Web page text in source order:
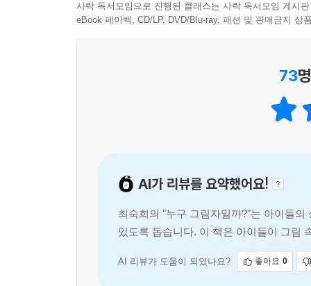
사락 독서모임으로 진행된 클래스는 사락 독서모임 게시
eBook 페이백, CD/LP, DVD/Blu-ray, 패션 및 판매금지 상
73
AI가 리뷰를 요약했어요!
최숙희의 "누구 그림자일까?"는 아이들
있도록 돕습니다. 이 책은 아이들이 그림
다. 독자는 그림을 통해 새로운 시각을 경